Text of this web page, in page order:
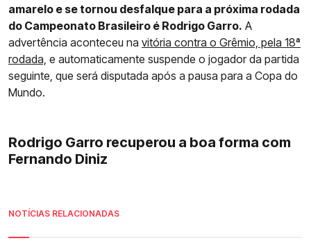
amarelo e se tornou desfalque para a próxima rodada
do Campeonato Brasileiro é Rodrigo Garro. A
advertência aconteceu na vitória contra o Grêmio, pela 18ª
rodada, e automaticamente suspende o jogador da partida
seguinte, que será disputada após a pausa para a Copa do
Mundo.
Rodrigo Garro recuperou a boa forma com
Fernando Diniz
NOTÍCIAS RELACIONADAS